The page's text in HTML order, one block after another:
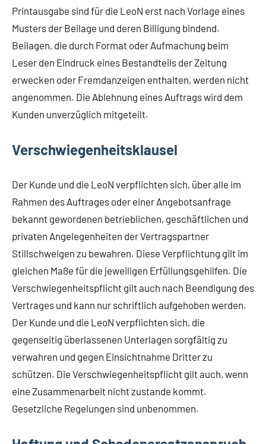
Printausgabe sind für die LeoN erst nach Vorlage eines
Musters der Beilage und deren Billigung bindend.
Beilagen, die durch Format oder Aufmachung beim
Leser den Eindruck eines Bestandteils der Zeitung
erwecken oder Fremdanzeigen enthalten, werden nicht
angenommen. Die Ablehnung eines Auftrags wird dem
Kunden unverzüglich mitgeteilt.
Verschwiegenheitsklausel
Der Kunde und die LeoN verpflichten sich, über alle im
Rahmen des Auftrages oder einer Angebotsanfrage
bekannt gewordenen betrieblichen, geschäftlichen und
privaten Angelegenheiten der Vertragspartner
Stillschweigen zu bewahren. Diese Verpflichtung gilt im
gleichen Maße für die jeweiligen Erfüllungsgehilfen. Die
Verschwiegenheitspflicht gilt auch nach Beendigung des
Vertrages und kann nur schriftlich aufgehoben werden.
Der Kunde und die LeoN verpflichten sich, die
gegenseitig überlassenen Unterlagen sorgfältig zu
verwahren und gegen Einsichtnahme Dritter zu
schützen. Die Verschwiegenheitspflicht gilt auch, wenn
eine Zusammenarbeit nicht zustande kommt.
Gesetzliche Regelungen sind unbenommen.